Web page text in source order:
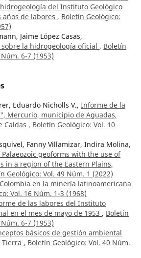
del Instituto Geológico
años de labores , Boletín Geológico:
Jaime López Casas,
sobre la hidrogeología oficial , Boletín
6-7 (1953)
Eduardo Nicholls V., Informe de la
Mercurio, municipio de Aguadas,
Caldas , Boletín Geológico: Vol. 10
Fanny Villamizar, Indira Molina,
geoforms with the use of
in a region of the Eastern Plains,
Geológico: Vol. 49 Núm. 1 (2022)
Colombia en la minería latinoamericana
Vol. 16 Núm. 1-3 (1968)
de las labores del Instituto
en el mes de mayo de 1953 , Boletín
6-7 (1953)
básicos de gestión ambiental
Tierra , Boletín Geológico: Vol. 40 Núm.